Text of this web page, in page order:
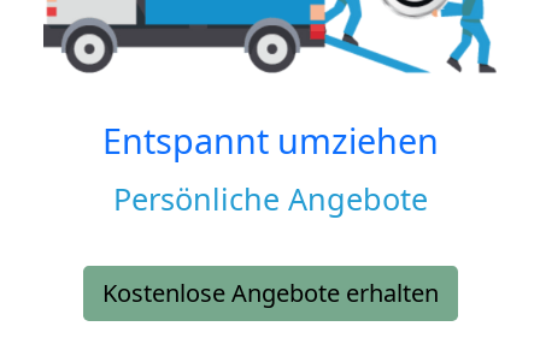
Entspannt umziehen
Persönliche Angebote
Kostenlose Angebote erhalten